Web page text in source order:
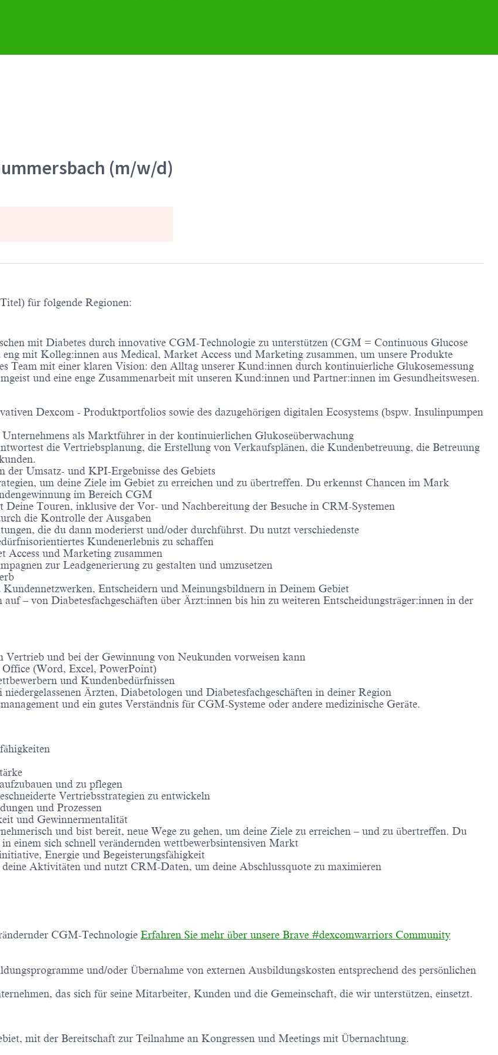
(m/w/d)
für folgende Regionen:
mit Diabetes durch innovative CGM-Technologie zu unterstützen (CGM = Continuous Glucose
mit Kolleg:innen aus Medical, Market Access und Marketing zusammen, um unsere Produkte
mit einer klaren Vision: den Alltag unserer Kund:innen durch kontinuierliche Glukosemessung
und eine enge Zusammenarbeit mit unseren Kund:innen und Partner:innen im Gesundheitswesen.
Dexcom - Produktportfolios sowie des dazugehörigen digitalen Ecosystems (bspw. Insulinpumpen
als Marktführer in der kontinuierlichen Glukoseüberwachung
die Vertriebsplanung, die Erstellung von Verkaufsplänen, die Kundenbetreuung, die Betreuung
Umsatz- und KPI-Ergebnisse des Gebiets
um deine Ziele im Gebiet zu erreichen und zu übertreffen. Du erkennst Chancen im Mark
im Bereich CGM
Touren, inklusive der Vor- und Nachbereitung der Besuche in CRM-Systemen
die Kontrolle der Ausgaben
die du dann moderierst und/oder durchführst. Du nutzt verschiedenste
Kundenerlebnis zu schaffen
Access und Marketing zusammen
zur Leadgenerierung zu gestalten und umzusetzen
Entscheidern und Meinungsbildnern in Deinem Gebiet
– von Diabetesfachgeschäften über Ärzt:innen bis hin zu weiteren Entscheidungsträger:innen in der
und bei der Gewinnung von Neukunden vorweisen kann
(Word, Excel, PowerPoint)
und Kundenbedürfnissen
Ärzten, Diabetologen und Diabetesfachgeschäften in deiner Region
und ein gutes Verständnis für CGM-Systeme oder andere medizinische Geräte.
und zu pflegen
Vertriebsstrategien zu entwickeln
und Prozessen
und Gewinnermentalität
und bist bereit, neue Wege zu gehen, um deine Ziele zu erreichen – und zu übertreffen. Du
einem sich schnell verändernden wettbewerbsintensiven Markt
Energie und Begeisterungsfähigkeit
Aktivitäten und nutzt CRM-Daten, um deine Abschlussquote zu maximieren
CGM-Technologie Erfahren Sie mehr über unsere Brave #dexcomwarriors Community
und/oder Übernahme von externen Ausbildungskosten entsprechend des persönlichen
das sich für seine Mitarbeiter, Kunden und die Gemeinschaft, die wir unterstützen, einsetzt.
mit der Bereitschaft zur Teilnahme an Kongressen und Meetings mit Übernachtung.